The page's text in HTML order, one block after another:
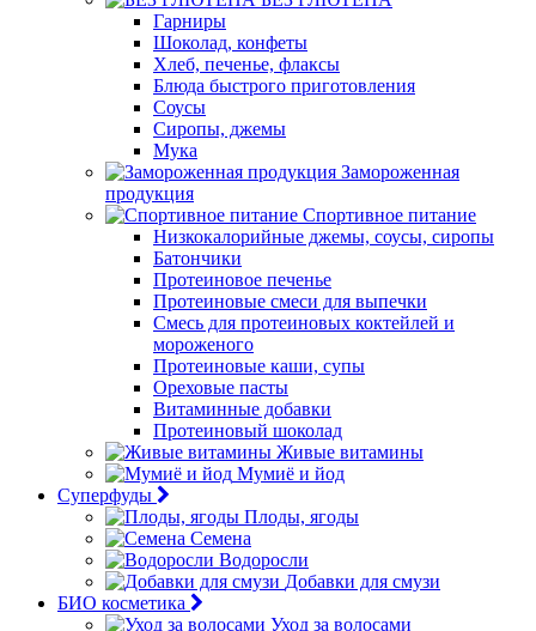
Гарниры
Шоколад, конфеты
Хлеб, печенье, флаксы
Блюда быстрого приготовления
Соусы
Сиропы, джемы
Мука
Замороженная
продукция
Спортивное питание
Низкокалорийные джемы, соусы, сиропы
Батончики
Протеиновое печенье
Протеиновые смеси для выпечки
Смесь для протеиновых коктейлей и
мороженого
Протеиновые каши, супы
Ореховые пасты
Витаминные добавки
Протеиновый шоколад
Живые витамины
Мумиё и йод
Суперфуды
Плоды, ягоды
Семена
Водоросли
Добавки для смузи
БИО косметика
Уход за волосами